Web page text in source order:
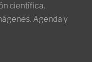
científica,
Agenda y